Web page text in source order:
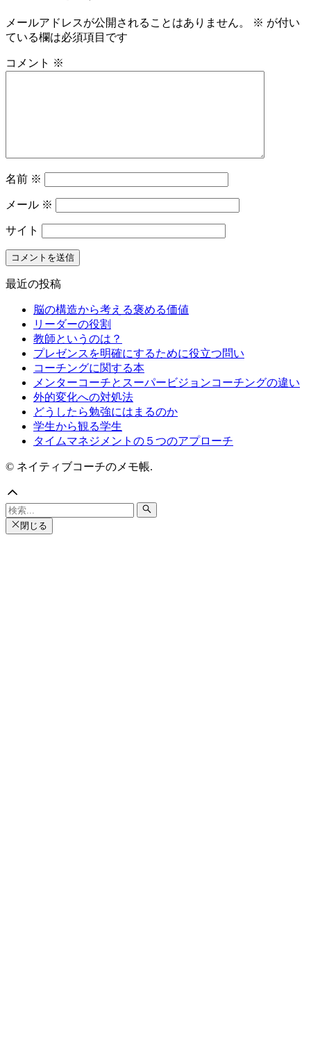
メールアドレスが公開されることはありません。 ※ が付い
ている欄は必須項目です
コメント ※
名前 ※
メール ※
サイト
最近の投稿
脳の構造から考える褒める価値
リーダーの役割
教師というのは？
プレゼンスを明確にするために役立つ問い
コーチングに関する本
メンターコーチとスーパービジョンコーチングの違い
外的変化への対処法
どうしたら勉強にはまるのか
学生から観る学生
タイムマネジメントの５つのアプローチ
© ネイティブコーチのメモ帳.
閉じる